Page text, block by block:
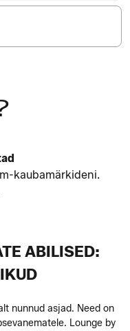
kaubamärkideni.
ABILISED:
nunnud asjad. Need on
Lounge by